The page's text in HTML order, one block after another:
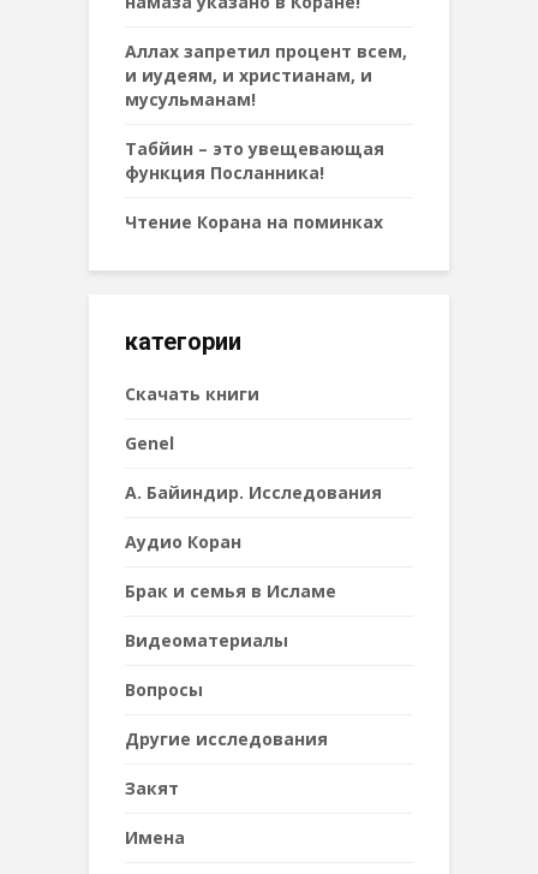
Аллах запретил процент всем,
и иудеям, и христианам, и
мусульманам!
Табйин – это увещевающая
функция Посланника!
Чтение Корана на поминках
категории
Cкачать книги
Genel
А. Байиндир. Исследования
Аудио Коран
Брак и семья в Исламе
Видеоматериалы
Вопросы
Другие исследования
Закят
Имена